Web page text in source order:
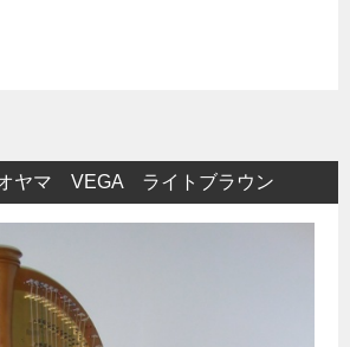
ヤマ VEGA ライトブラウン